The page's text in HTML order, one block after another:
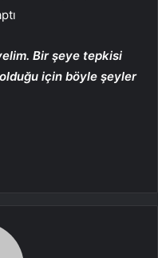
Bir şeye tepkisi
için böyle şeyler